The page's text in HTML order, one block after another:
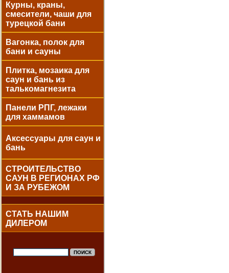
Курны, краны,
смесители, чаши для
турецкой бани
Вагонка, полок для
бани и сауны
Плитка, мозаика для
саун и бань из
талькомагнезита
Панели РПГ, лежаки
для хаммамов
Аксессуары для саун и
бань
СТРОИТЕЛЬСТВО
САУН В РЕГИОНАХ РФ
И ЗА РУБЕЖОМ
СТАТЬ НАШИМ
ДИЛЕРОМ